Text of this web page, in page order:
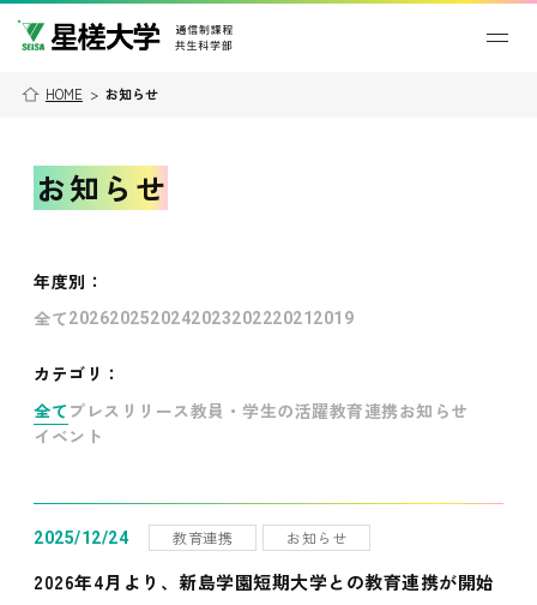
HOME > お知らせ
お知らせ
年度別 ：
全て202620252024202320222021 2019
カテゴリ：
全て プレスリリース教員・学生の活躍教育連携お知らせ
イベント
2025/12/24 教育連携 お知らせ
2026年4月より、新島学園短期大学との教育連携が開始